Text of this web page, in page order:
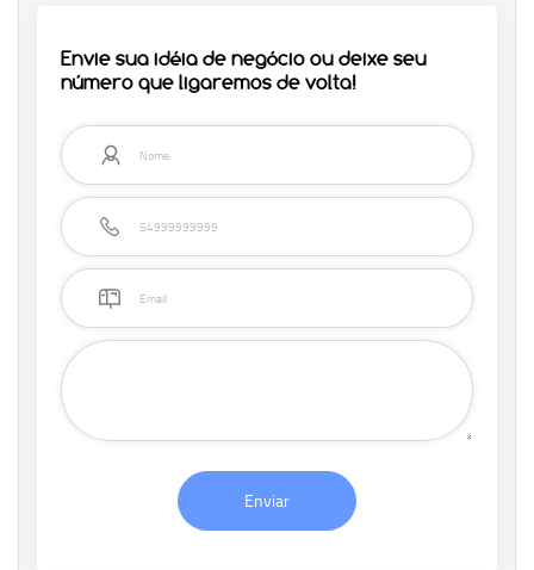
Envie sua idéia de negócio ou deixe seu
número que ligaremos de volta!
Enviar